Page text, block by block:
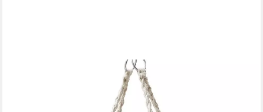
Hollywoodschaukel Hängesessel Mora
lieferbar - in 2-3 Werktagen bei dir